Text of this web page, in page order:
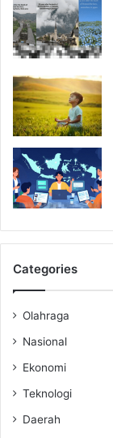
Categories
Olahraga
Nasional
Ekonomi
Teknologi
Daerah